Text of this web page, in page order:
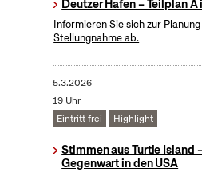
Deutzer Hafen – Teilplan
Informieren Sie sich zur
Stellungnahme ab.
5.3.2026
19 Uhr
Eintritt frei
Highlight
Stimmen aus Turtle Island
Gegenwart in den USA